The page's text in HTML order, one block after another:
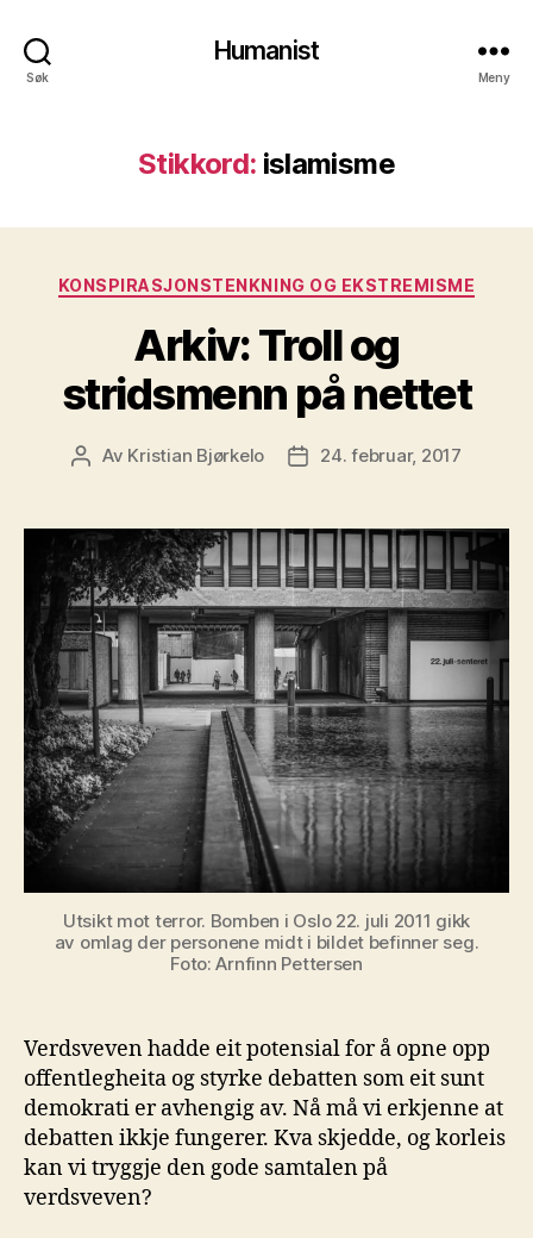
Søk
Humanist
Meny
Stikkord: islamisme
Kategorier
KONSPIRASJONSTENKNING OG EKSTREMISME
Arkiv: Troll og
stridsmenn på nettet
Innleggsforfatter
Av Kristian Bjørkelo Publiseringsdato
24. februar, 2017
Utsikt mot terror. Bomben i Oslo 22. juli 2011 gikk
av omlag der personene midt i bildet befinner seg.
Foto: Arnfinn Pettersen
Verdsveven hadde eit potensial for å opne opp
offentlegheita og styrke debatten som eit sunt
demokrati er avhengig av. Nå må vi erkjenne at
debatten ikkje fungerer. Kva skjedde, og korleis
kan vi tryggje den gode samtalen på
verdsveven?